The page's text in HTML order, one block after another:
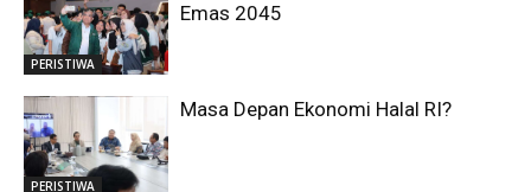
PERISTIWA
Emas 2045
PERISTIWA
Masa Depan Ekonomi Halal RI?